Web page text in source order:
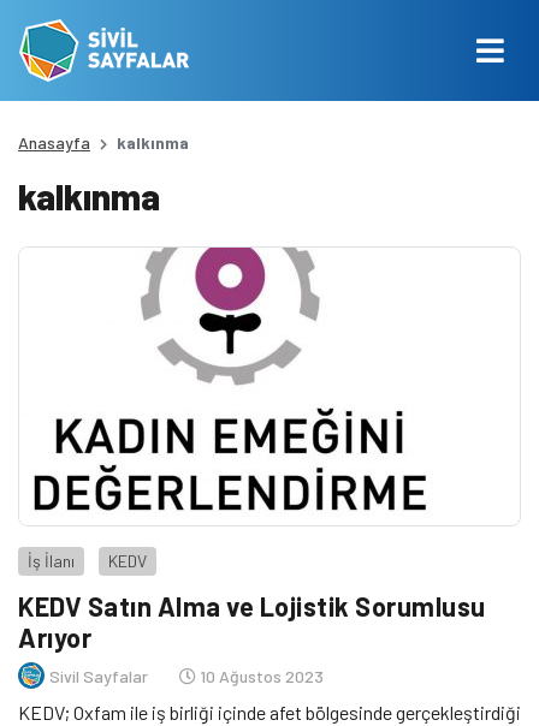
Anasayfa kalkınma
kalkınma
İş İlanı KEDV
KEDV Satın Alma ve Lojistik Sorumlusu
Arıyor
Sivil Sayfalar 10 Ağustos 2023
KEDV; Oxfam ile iş birliği içinde afet bölgesinde gerçekleştirdiği